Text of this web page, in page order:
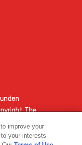
The
improve your
your interests